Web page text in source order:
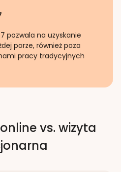
pozwala na uzyskanie
porze, również poza
pracy tradycyjnych
vs. wizyta